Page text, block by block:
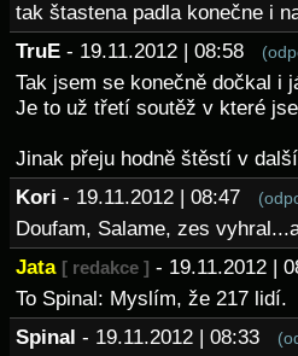
tak štastena padla konečne i
TruE - 19.11.2012 | 08:58
Tak jsem se konečně dočkal i
Je to už třetí soutěž v které
Jinak přeju hodně štěstí v
Kori - 19.11.2012 | 08:47
Doufam, Salame, zes
Jata [ redakce ] - 19.11.2012 |
To Spinal: Myslím, že 217 lidí.
Spinal - 19.11.2012 | 08:33